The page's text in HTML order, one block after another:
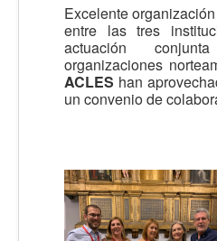
Excelente
entre las tres
actuación
organizaciones
ACLES han
un convenio de